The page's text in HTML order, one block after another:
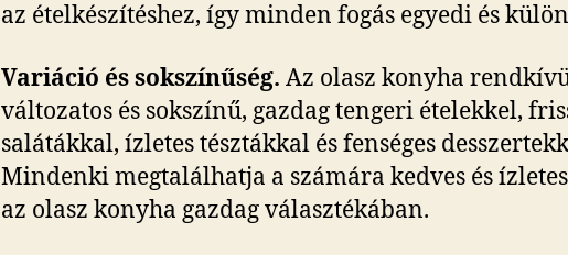
az ételkészítéshez, így minden fogás egyedi és
Variáció és sokszínűség. Az olasz konyha
változatos és sokszínű, gazdag tengeri ételekkel,
salátákkal, ízletes tésztákkal és fenséges
Mindenki megtalálhatja a számára kedves és
az olasz konyha gazdag választékában.